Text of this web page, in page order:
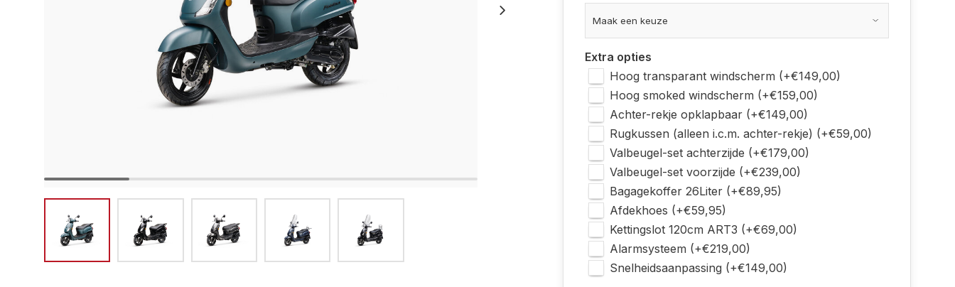
Extra opties
Hoog transparant windscherm (+€149,00)
Hoog smoked windscherm (+€159,00)
Achter-rekje opklapbaar (+€149,00)
Rugkussen (alleen i.c.m. achter-rekje) (+€59,00)
Valbeugel-set achterzijde (+€179,00)
Valbeugel-set voorzijde (+€239,00)
Bagagekoffer 26Liter (+€89,95)
Afdekhoes (+€59,95)
Kettingslot 120cm ART3 (+€69,00)
Alarmsysteem (+€219,00)
Snelheidsaanpassing (+€149,00)